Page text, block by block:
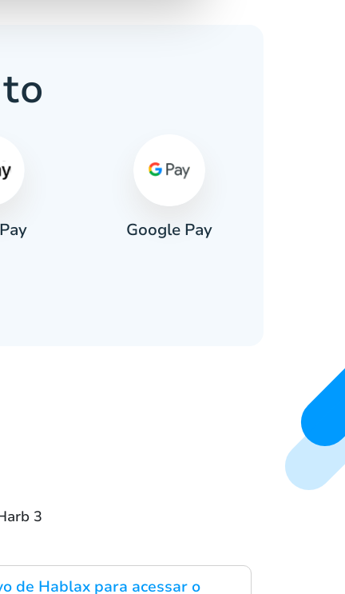
Google Pay
3
de Hablax para acessar o